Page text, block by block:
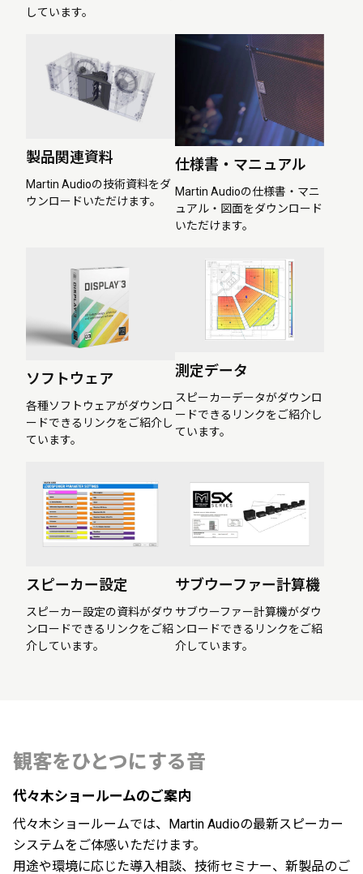
しています。
製品関連資料
Martin Audioの技術資料をダ
ウンロードいただけます。
仕様書・マニュアル
Martin Audioの仕様書・マニ
ュアル・図面をダウンロード
いただけます。
ソフトウェア
各種ソフトウェアがダウンロ
ードできるリンクをご紹介し
ています。
測定データ
スピーカーデータがダウンロ
ードできるリンクをご紹介し
ています。
スピーカー設定
スピーカー設定の資料がダウ
ンロードできるリンクをご紹
介しています。
サブウーファー計算機
サブウーファー計算機がダウ
ンロードできるリンクをご紹
介しています。
観客をひとつにする音
代々木ショールームのご案内
代々木ショールームでは、Martin Audioの最新スピーカー
システムをご体感いただけます。
用途や環境に応じた導入相談、技術セミナー、新製品のご